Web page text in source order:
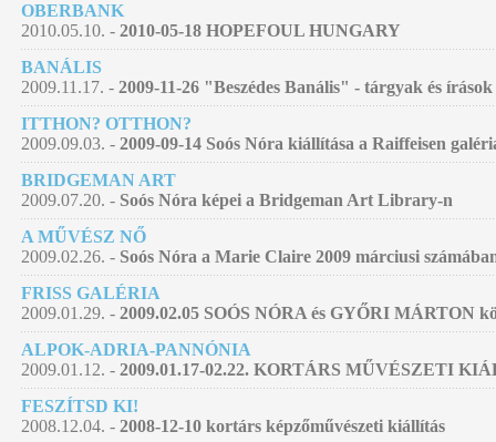
OBERBANK
2010.05.10. - 2010-05-18 HOPEFOUL HUNGARY
BANÁLIS
2009.11.17. - 2009-11-26 "Beszédes Banális" - tárgyak és írások
ITTHON? OTTHON?
2009.09.03. - 2009-09-14 Soós Nóra kiállítása a Raiffeisen
BRIDGEMAN ART
2009.07.20. - Soós Nóra képei a Bridgeman Art Library-n
A MŰVÉSZ NŐ
2009.02.26. - Soós Nóra a Marie Claire 2009 márciusi
FRISS GALÉRIA
2009.01.29. - 2009.02.05 SOÓS NÓRA és GYŐRI MÁRTON
ALPOK-ADRIA-PANNÓNIA
2009.01.12. - 2009.01.17-02.22. KORTÁRS MŰVÉSZETI
FESZÍTSD KI!
2008.12.04. - 2008-12-10 kortárs képzőművészeti kiállítás